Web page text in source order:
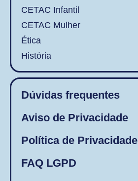
CETAC Infantil
CETAC Mulher
Ética
História
Dúvidas frequentes
Aviso de Privacidade
Política de Privacidade
FAQ LGPD